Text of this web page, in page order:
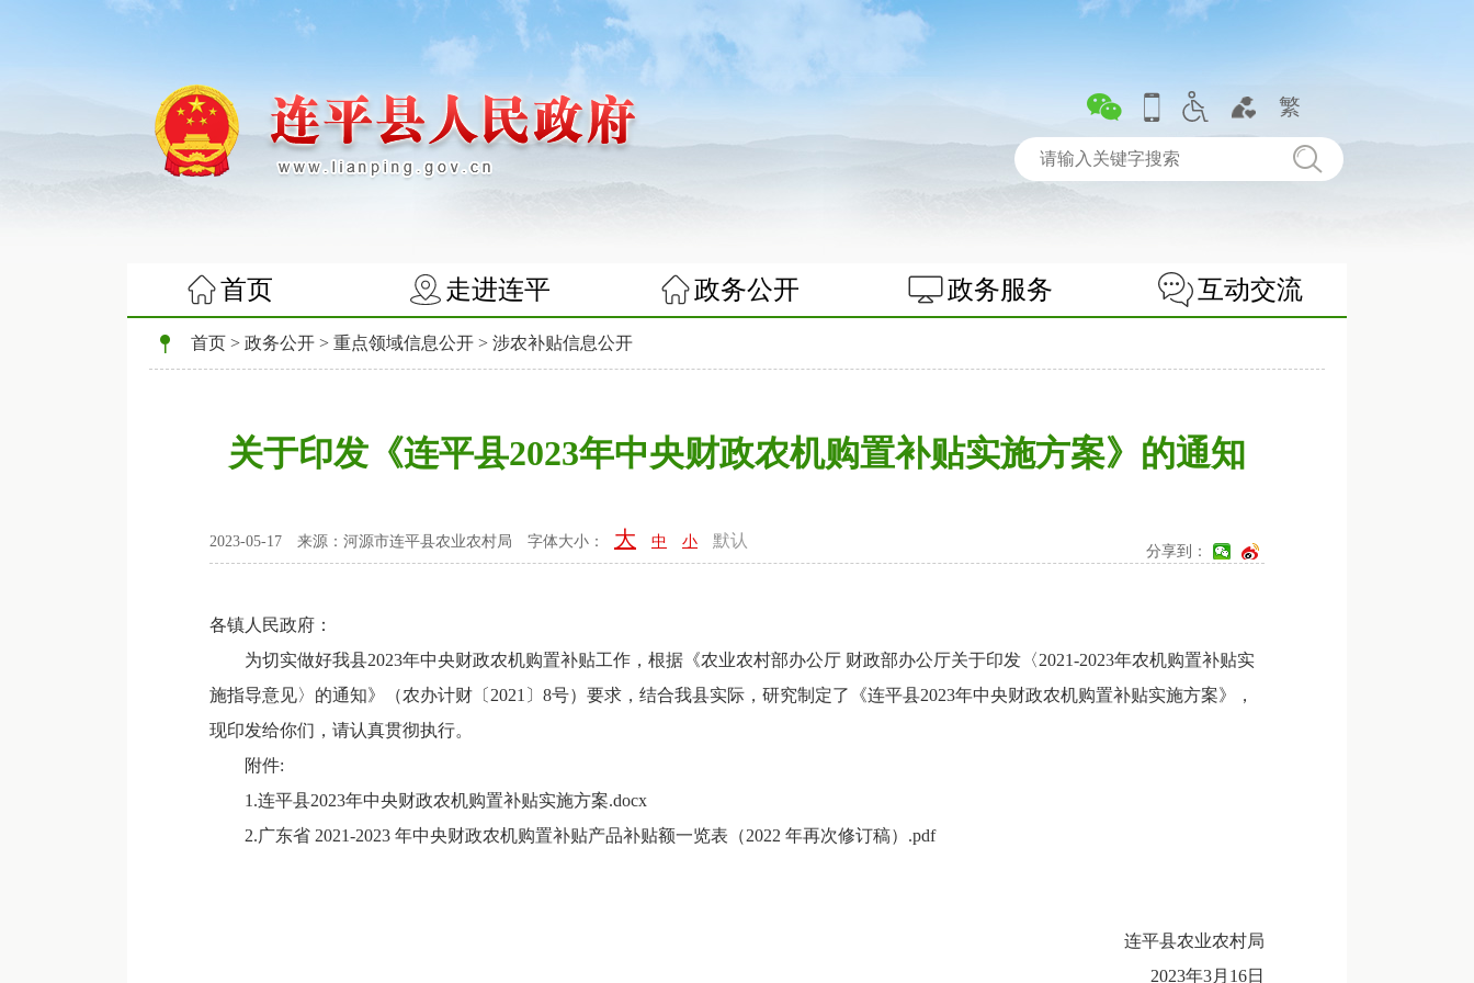
繁
首页 走进连平 政务公开 政务服务 互动交流
首页 > 政务公开 > 重点领域信息公开 > 涉农补贴信息公开
关于印发《连平县2023年中央财政农机购置补贴实施方案》的通知
2023-05-17 来源：河源市连平县农业农村局 字体大小： 大 中 小 默认
分享到：
各镇人民政府：
为切实做好我县2023年中央财政农机购置补贴工作，根据《农业农村部办公厅 财政部办公厅关于印发〈2021-2023年农机购置补贴实
施指导意见〉的通知》（农办计财〔2021〕8号）要求，结合我县实际，研究制定了《连平县2023年中央财政农机购置补贴实施方案》，
现印发给你们，请认真贯彻执行。
附件:
1.连平县2023年中央财政农机购置补贴实施方案.docx
2.广东省 2021-2023 年中央财政农机购置补贴产品补贴额一览表（2022 年再次修订稿）.pdf
连平县农业农村局
2023年3月16日